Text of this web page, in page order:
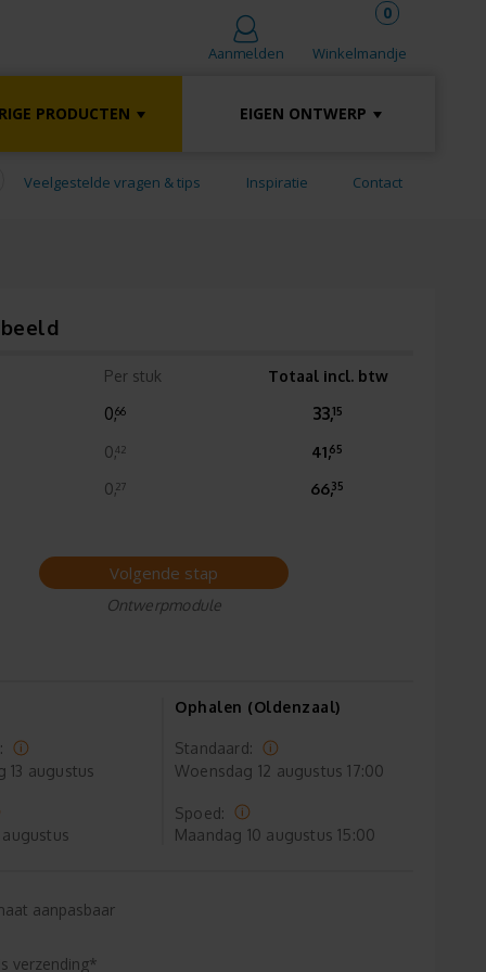
Aanmelden Winkelmandje
0
PRODUCTEN EIGEN ONTWERP
Veelgestelde vragen & tips Inspiratie Contact
Per stuk Totaal incl. btw
0,66 33,15
0,42 41,65
0,27 66,35
Volgende stap
Ontwerpmodule
13 augustus
augustus
Ophalen (Oldenzaal)
Standaard:
Woensdag 12 augustus 17:00
Spoed:
Maandag 10 augustus 15:00
aanpasbaar
verzending*